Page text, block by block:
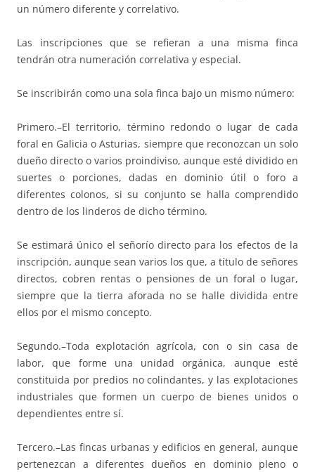
un número diferente y correlativo.
Las inscripciones que se refieran a una misma finca
tendrán otra numeración correlativa y especial.
Se inscribirán como una sola finca bajo un mismo número:
Primero.–El territorio, término redondo o lugar de cada
foral en Galicia o Asturias, siempre que reconozcan un solo
dueño directo o varios proindiviso, aunque esté dividido en
suertes o porciones, dadas en dominio útil o foro a
diferentes colonos, si su conjunto se halla comprendido
dentro de los linderos de dicho término.
Se estimará único el señorío directo para los efectos de la
inscripción, aunque sean varios los que, a título de señores
directos, cobren rentas o pensiones de un foral o lugar,
siempre que la tierra aforada no se halle dividida entre
ellos por el mismo concepto.
Segundo.–Toda explotación agrícola, con o sin casa de
labor, que forme una unidad orgánica, aunque esté
constituida por predios no colindantes, y las explotaciones
industriales que formen un cuerpo de bienes unidos o
dependientes entre sí.
Tercero.–Las fincas urbanas y edificios en general, aunque
pertenezcan a diferentes dueños en dominio pleno o